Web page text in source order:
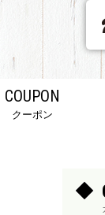
COUPON
クーポン